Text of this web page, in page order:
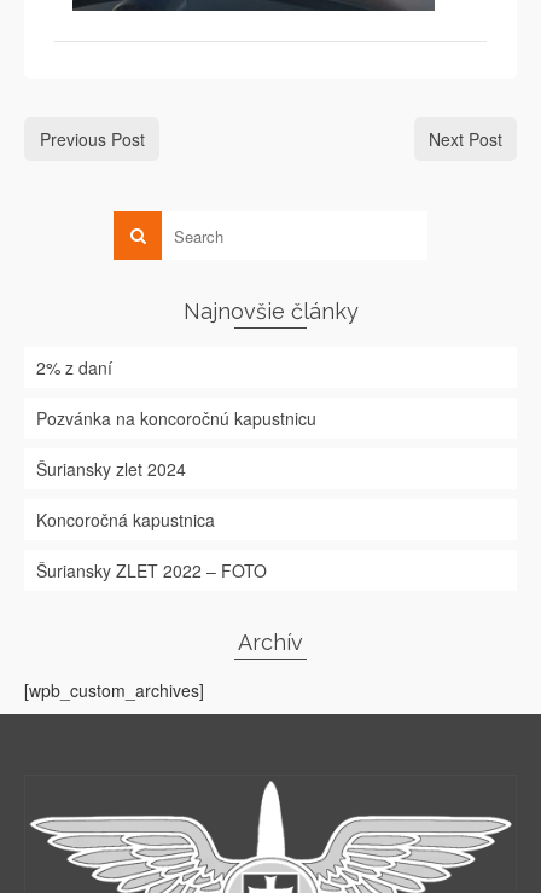
Previous Post Next Post
Najnovšie články
2% z daní
Pozvánka na koncoročnú kapustnicu
Šuriansky zlet 2024
Koncoročná kapustnica
Šuriansky ZLET 2022 – FOTO
Archív
[wpb_custom_archives]